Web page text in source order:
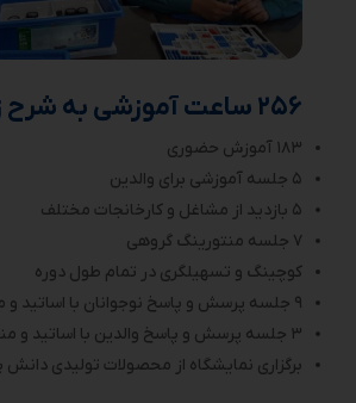
۲۵۶ ساعت آموزشی به شرح زیر:
۱۸۳ آموزش حضوری
۵ جلسه آموزشی برای والدین
۵ بازدید از مشاغل و کارخانجات مختلف
۷ جلسه منتورینگ گروهی
کوچینگ و تسهیلگری در تمام طول دوره
۹ جلسه پرسش و پاسخ نوجوانان با اساتید و منتورهای دوره
۳ جلسه پرسش و پاسخ والدین با اساتید و منتورهای دوره
برگزاری نمایشگاه از محصولات تولیدی دانش